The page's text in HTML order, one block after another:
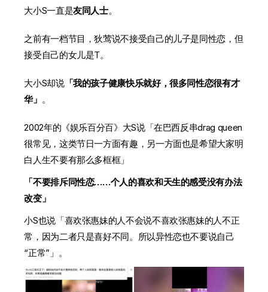
大小S一直是友同人士。
之前有一档节目，狄莺说不接受自己的儿子是同性恋，但
接受自己的女儿是T。
大小S却说「我的孩子健康快乐就好，很多同性恋很有才
华」 。
2002年的《娱乐百分百》大S说「在巴西反串drag queen
很常见，这类节日一方面有趣，另一方面也是希望大家明
白人生不要有那么多框框」
「不要排斥同性恋……个人的喜欢和天生的感受没有办法
改变」
小S也说「喜欢张惠妹的人不会说不喜欢张惠妹的人不正
常，因为二者只是喜好不同。所以异性恋也不要说自己
“正常”」。